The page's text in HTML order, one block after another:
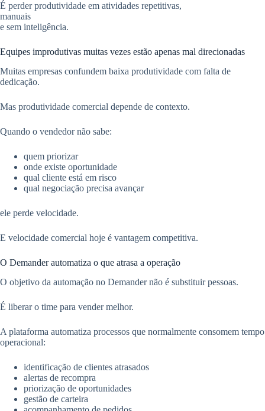
É perder produtividade em atividades repetitivas,
manuais
e sem inteligência.
Equipes improdutivas muitas vezes estão apenas mal direcionadas
Muitas empresas confundem baixa produtividade com falta de
dedicação.
Mas produtividade comercial depende de contexto.
Quando o vendedor não sabe:
quem priorizar
onde existe oportunidade
qual cliente está em risco
qual negociação precisa avançar
ele perde velocidade.
E velocidade comercial hoje é vantagem competitiva.
O Demander automatiza o que atrasa a operação
O objetivo da automação no Demander não é substituir pessoas.
É liberar o time para vender melhor.
A plataforma automatiza processos que normalmente consomem tempo
operacional:
identificação de clientes atrasados
alertas de recompra
priorização de oportunidades
gestão de carteira